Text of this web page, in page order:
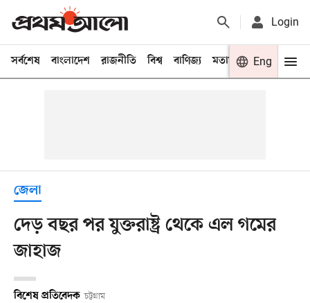
Login
সর্বশেষ বাংলাদেশ রাজনীতি বিশ্ব বাণিজ্য মতামত খেলা
Eng
জেলা
দেড় বছর পর যুক্তরাষ্ট্র থেকে এল গমের
জাহাজ
বিশেষ প্রতিবেদক চট্টগ্রাম